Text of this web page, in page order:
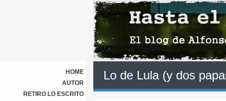
HOME
AUTOR
RETIRO LO ESCRITO
Lo de Lula (y dos